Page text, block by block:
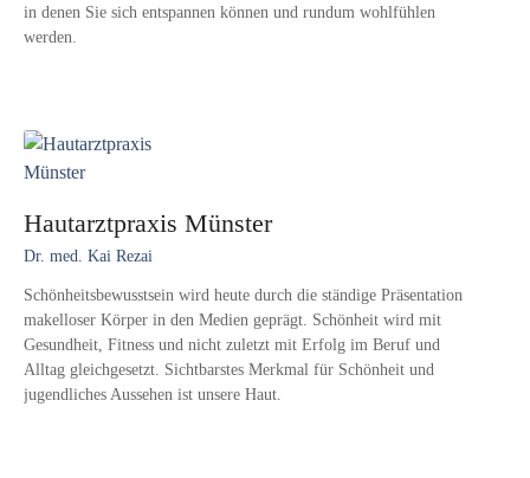
in denen Sie sich entspannen können und rundum wohlfühlen
werden.
Hautarztpraxis Münster
Dr. med. Kai Rezai
Schönheitsbewusstsein wird heute durch die ständige Präsentation
makelloser Körper in den Medien geprägt. Schönheit wird mit
Gesundheit, Fitness und nicht zuletzt mit Erfolg im Beruf und
Alltag gleichgesetzt. Sichtbarstes Merkmal für Schönheit und
jugendliches Aussehen ist unsere Haut.